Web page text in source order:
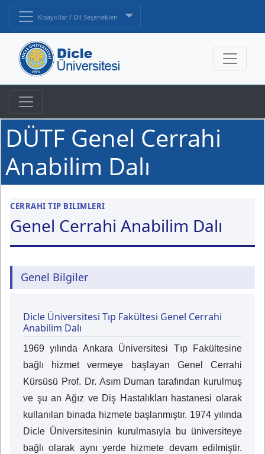
Kısayollar / Dil Seçenekleri
DÜTF Genel Cerrahi
Anabilim Dalı
CERRAHI TIP BILIMLERI
Genel Cerrahi Anabilim Dalı
Genel Bilgiler
Dicle Üniversitesi Tıp Fakültesi Genel Cerrahi
Anabilim Dalı
1969 yılında Ankara Üniversitesi Tıp Fakültesine
bağlı hizmet vermeye başlayan Genel Cerrahi
Kürsüsü Prof. Dr. Asım Duman tarafından kurulmuş
ve şu an Ağız ve Diş Hastalıkları hastanesi olarak
kullanılan binada hizmete başlanmıştır. 1974 yılında
Dicle Üniversitesinin kurulmasıyla bu üniversiteye
bağlı olarak aynı yerde hizmete devam edilmiştir.